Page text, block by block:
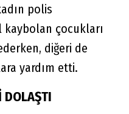
polis
çocukları
diğeri de
yardım etti.
DOLAŞTI